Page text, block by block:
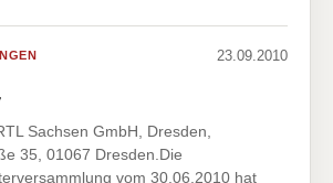
23.09.2010
Sachsen GmbH, Dresden,
35, 01067 Dresden.Die
vom 30.06.2010 hat